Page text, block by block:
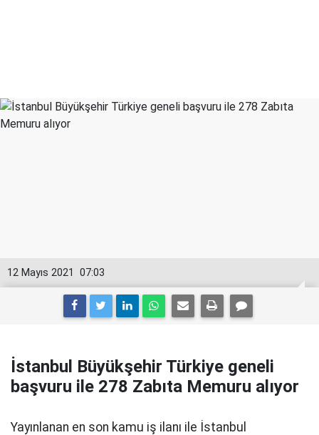
07:03
12 Mayıs 2021
İstanbul Büyükşehir Türkiye geneli
başvuru ile 278 Zabıta Memuru alıyor
Yayınlanan en son kamu iş ilanı ile İstanbul